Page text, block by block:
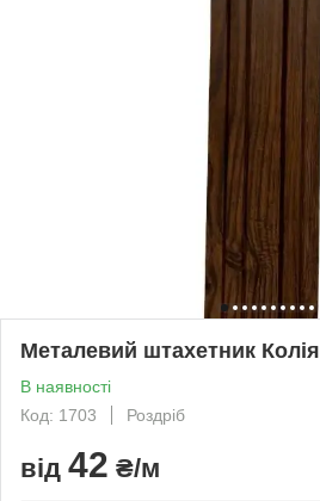
Металевий штахетник Колія
В наявності
Код: 1703
Роздріб
від 42 ₴/м